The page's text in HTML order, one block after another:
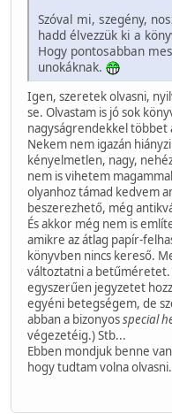
Szóval mi, szegény,
hadd élvezzük ki a
Hogy pontosabban
unokáknak.
Igen, szeretek olvasni,
se. Olvastam is jó sok
nagyságrendekkel többet
Nekem nem igazán
kényelmetlen, nagy,
nem is vihetem
olyanhoz támad kedvem
beszerezhető, még
És akkor még nem is
amikre az átlag papír-
könyvben nincs kereső.
változtatni a
egyszerűen jegyzetet
egyéni betegségem, de
abban a bizonyosspecial
végezetéig.) Stb...
Ebben mondjuk benne
hogy tudtam volna olvasni.